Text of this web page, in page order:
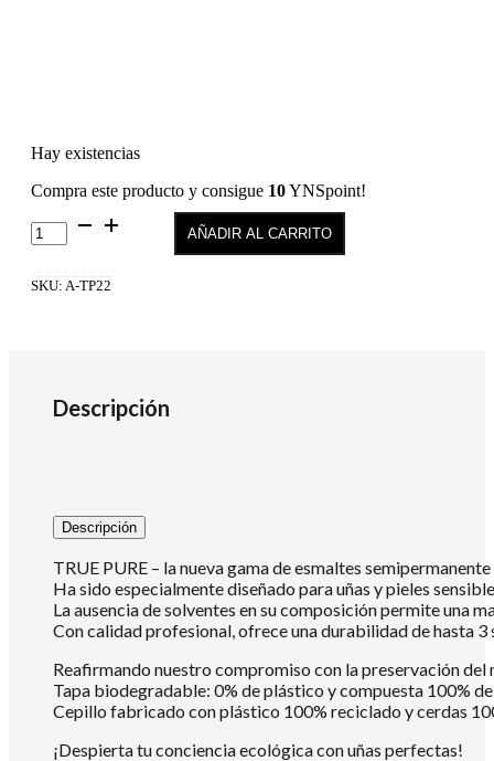
Hay existencias
Compra este producto y consigue 10YNSpoint!
True
Pure
cantidad
AÑADIR AL CARRITO
SKU: A-TP22
Descripción
Descripción
TRUE PURE – la nueva gama de esmaltes
Ha sido especialmente diseñado para uñas y pieles
La ausencia de solventes en su composición permite una
Con calidad profesional, ofrece una durabilidad de hasta
Reafirmando nuestro compromiso con la preservación del
Tapa biodegradable: 0% de plástico y compuesta 100%
Cepillo fabricado con plástico 100% reciclado y cerdas
¡Despierta tu conciencia ecológica con uñas perfectas!